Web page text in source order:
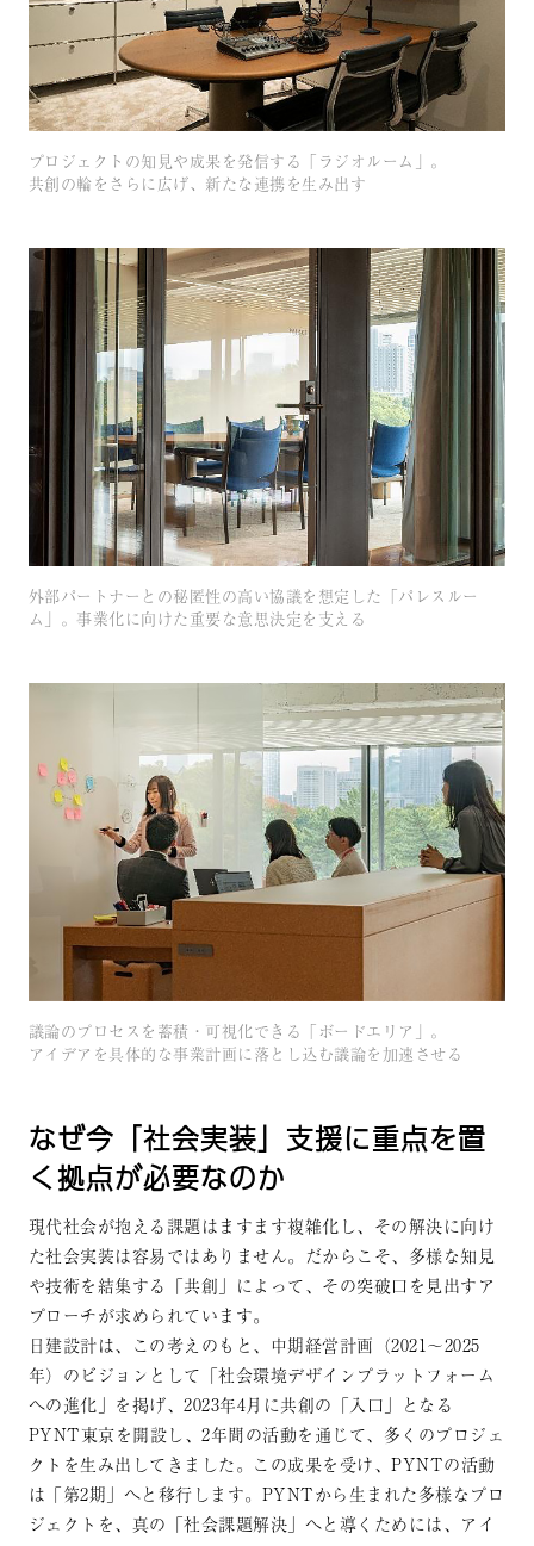
プロジェクトの知見や成果を発信する「ラジオルーム」。
共創の輪をさらに広げ、新たな連携を生み出す
外部パートナーとの秘匿性の高い協議を想定した「パレスルー
ム」。事業化に向けた重要な意思決定を支える
議論のプロセスを蓄積・可視化できる「ボードエリア」。
アイデアを具体的な事業計画に落とし込む議論を加速させる
なぜ今「社会実装」支援に重点を置
く拠点が必要なのか
現代社会が抱える課題はますます複雑化し、その解決に向け
た社会実装は容易ではありません。だからこそ、多様な知見
や技術を結集する「共創」によって、その突破口を見出すア
プローチが求められています。
日建設計は、この考えのもと、中期経営計画（2021～2025
年）のビジョンとして「社会環境デザインプラットフォーム
への進化」を掲げ、2023年4月に共創の「入口」となる
PYNT東京を開設し、2年間の活動を通じて、多くのプロジェ
クトを生み出してきました。この成果を受け、PYNTの活動
は「第2期」へと移行します。PYNTから生まれた多様なプロ
ジェクトを、真の「社会課題解決」へと導くためには、アイ